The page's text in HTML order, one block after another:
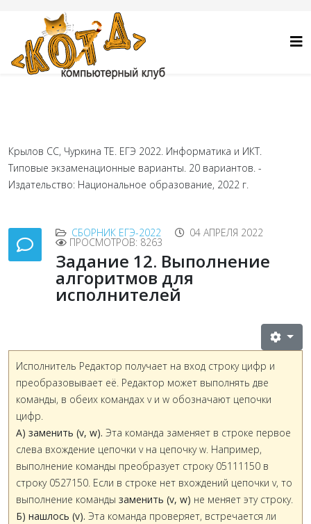
Крылов СС, Чуркина ТЕ. ЕГЭ 2022. Информатика и ИКТ.
Типовые экзаменационные варианты. 20 вариантов. -
Издательство: Национальное образование, 2022 г.
СБОРНИК ЕГЭ-2022 04 АПРЕЛЯ 2022
ПРОСМОТРОВ: 8263
Задание 12. Выполнение
алгоритмов для
исполнителей
Исполнитель Редактор получает на вход строку цифр и
преобразовывает её. Редактор может выполнять две
команды, в обеих командах v и w обозначают цепочки
цифр.
А) заменить (v, w). Эта команда заменяет в строке первое
слева вхождение цепочки v на цепочку w. Например,
выполнение команды преобразует строку 05111150 в
строку 0527150. Если в строке нет вхождений цепочки v, то
выполнение команды заменить (v, w) не меняет эту строку.
Б) нашлось (v). Эта команда проверяет, встречается ли